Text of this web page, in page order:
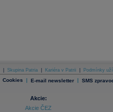
Skupina Patria Kariéra v Patrii Podmínky
Cookies | E-mail newsletter | SMS
Akcie:
Akcie ČEZ